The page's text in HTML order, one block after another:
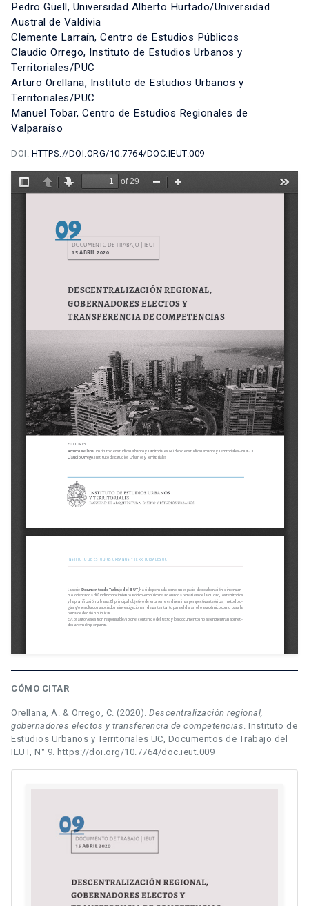
Pedro Güell, Universidad Alberto Hurtado/Universidad
Austral de Valdivia
Clemente Larraín, Centro de Estudios Públicos
Claudio Orrego, Instituto de Estudios Urbanos y
Territoriales/PUC
Arturo Orellana, Instituto de Estudios Urbanos y
Territoriales/PUC
Manuel Tobar, Centro de Estudios Regionales de
Valparaíso
DOI: HTTPS://DOI.ORG/10.7764/DOC.IEUT.009
CÓMO CITAR
Orellana, A. & Orrego, C. (2020). Descentralización regional,
gobernadores electos y transferencia de competencias. Instituto de
Estudios Urbanos y Territoriales UC, Documentos de Trabajo del
IEUT, N° 9. https://doi.org/10.7764/doc.ieut.009